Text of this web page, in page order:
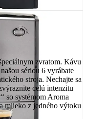
zvratom. Kávu
sériou 6 vyrábate
stroja. Nechajte sa
celú intenzitu
so systémom Aroma
mlieko z jedného výtoku